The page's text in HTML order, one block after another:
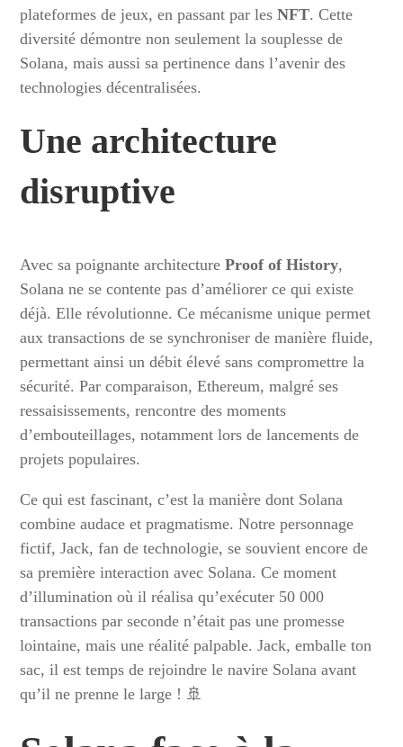
plateformes de jeux, en passant par lesNFT. Cette
diversité démontre non seulement la souplesse de
Solana, mais aussi sa pertinence dans l’avenir des
technologies décentralisées.
Une architecture
disruptive
Avec sa poignante architectureProof of History,
Solana ne se contente pas d’améliorer ce qui existe
déjà. Elle révolutionne. Ce mécanisme unique permet
aux transactions de se synchroniser de manière fluide,
permettant ainsi un débit élevé sans compromettre la
sécurité. Par comparaison, Ethereum, malgré ses
ressaisissements, rencontre des moments
d’embouteillages, notamment lors de lancements de
projets populaires.
Ce qui est fascinant, c’est la manière dont Solana
combine audace et pragmatisme. Notre personnage
fictif, Jack, fan de technologie, se souvient encore de
sa première interaction avec Solana. Ce moment
d’illumination où il réalisa qu’exécuter 50 000
transactions par seconde n’était pas une promesse
lointaine, mais une réalité palpable. Jack, emballe ton
sac, il est temps de rejoindre le navire Solana avant
qu’il ne prenne le large ! 🚢